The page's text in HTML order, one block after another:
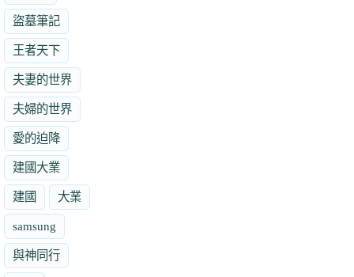
盜墓筆記
王者天下
夫妻的世界
夫婦的世界
愛的迫降
建國大業
建國 大業
samsung
與神同行